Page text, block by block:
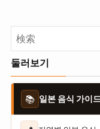
둘러보기
📚 일본 음식 가이